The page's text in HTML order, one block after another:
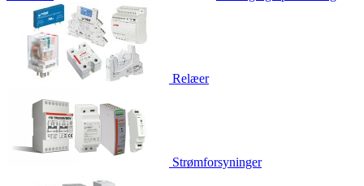
Relæer
Strømforsyninger